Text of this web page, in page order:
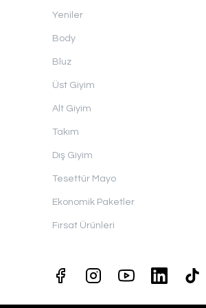
Yeniler
Body
Bluz
Üst Giyim
Alt Giyim
Takım
Dış Giyim
Tesettür Mayo
Ekonomik Paketler
Fırsat Ürünleri